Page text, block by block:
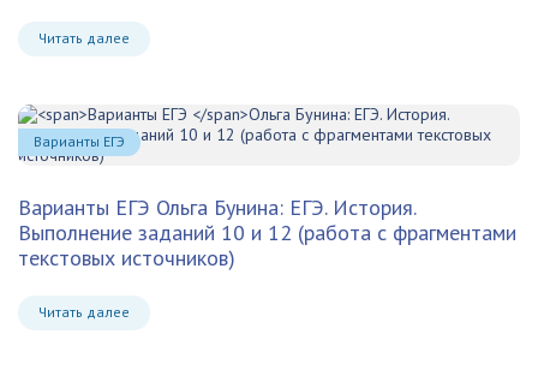
Читать далее
Варианты ЕГЭ Ольга Бунина: ЕГЭ. История.
Выполнение заданий 10 и 12 (работа с фрагментами
текстовых источников)
Читать далее
Варианты ЕГЭ